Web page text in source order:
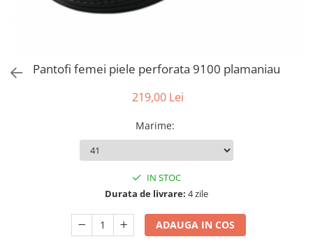
Pantofi femei piele perforata 9100 plamaniau
219,00 Lei
Marime:
IN STOC
Durata de livrare: 4 zile
ADAUGA IN COS